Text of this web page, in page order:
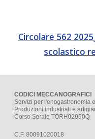
Circolare 562
scolastico
CODICI MECCANOGRAFICI
Servizi per l'enogastronomia
Produzioni industriali e
Corso Serale TORH02950Q
C.F. 80091020018